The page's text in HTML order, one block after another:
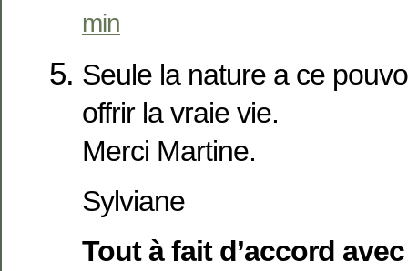
min
Seule la nature a ce
offrir la vraie vie.
Merci Martine.
Sylviane
Tout à fait d’accord